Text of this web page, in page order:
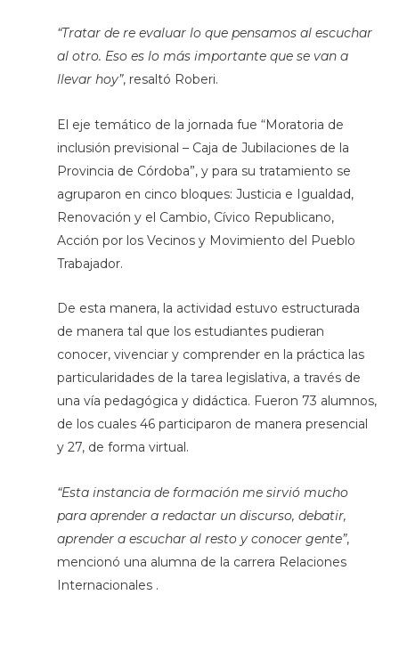
“Tratar de re evaluar lo que pensamos al escuchar
al otro. Eso es lo más importante que se van a
llevar hoy”, resaltó Roberi.
El eje temático de la jornada fue “Moratoria de
inclusión previsional – Caja de Jubilaciones de la
Provincia de Córdoba”, y para su tratamiento se
agruparon en cinco bloques: Justicia e Igualdad,
Renovación y el Cambio, Cívico Republicano,
Acción por los Vecinos y Movimiento del Pueblo
Trabajador.
De esta manera, la actividad estuvo estructurada
de manera tal que los estudiantes pudieran
conocer, vivenciar y comprender en la práctica las
particularidades de la tarea legislativa, a través de
una vía pedagógica y didáctica. Fueron 73 alumnos,
de los cuales 46 participaron de manera presencial
y 27, de forma virtual.
“Esta instancia de formación me sirvió mucho
para aprender a redactar un discurso, debatir,
aprender a escuchar al resto y conocer gente”,
mencionó una alumna de la carrera Relaciones
Internacionales .